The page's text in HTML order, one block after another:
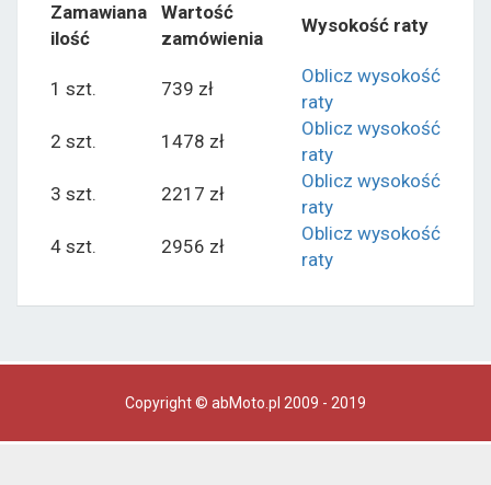
Zamawiana
ilość
Wartość
zamówienia
Wysokość raty
1 szt. 739 zł
Oblicz wysokość
raty
2 szt.
1478 zł
Oblicz wysokość
raty
3 szt.
2217 zł
Oblicz wysokość
raty
4 szt.
2956 zł
Oblicz wysokość
raty
Copyright © abMoto.pl 2009 - 2019